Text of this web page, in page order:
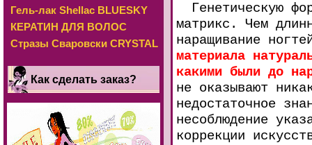
Гель-лак Shellac BLUESKY
КЕРАТИН ДЛЯ ВОЛОС
Стразы Сваровски CRYSTAL
Как сделать заказ?
Генетическую
матрикс. Чем
наращивание
материала
какими были до
не оказывают
недостаточное
несоблюдение
коррекции